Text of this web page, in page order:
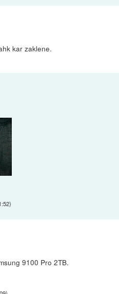
kar zaklene.
)
9100 Pro 2TB.